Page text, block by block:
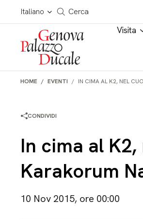
Salta al contenuto
Italiano
Cerca in tutto il sito
Cerca
Visita
HOME EVENTI IN CIMA AL K2, NEL
CONDIVIDI
In cima al
Karakorum
10 Nov 2015, ore 00:00